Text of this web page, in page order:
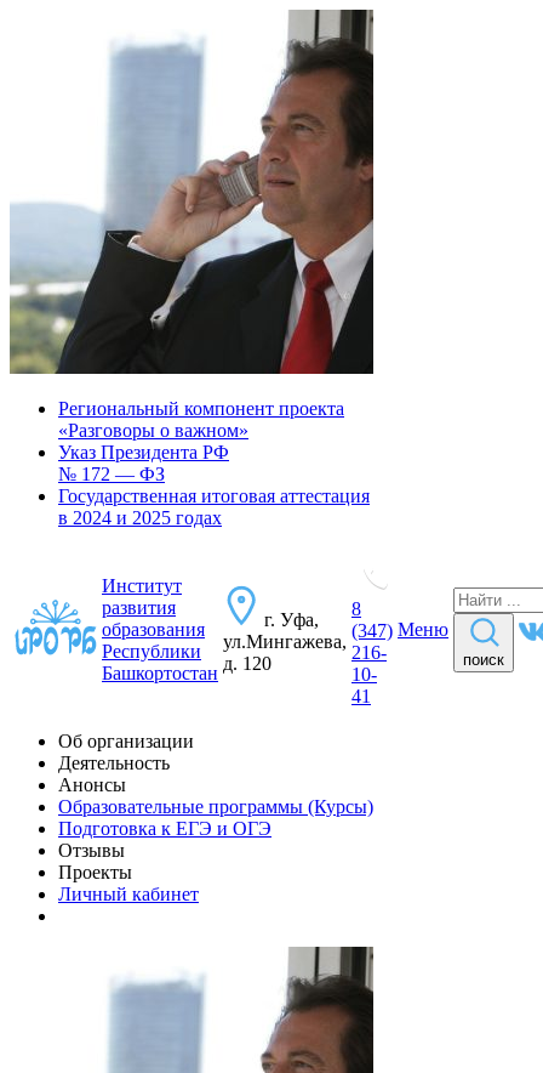
Региональный компонент проекта
«Разговоры о важном»
Указ Президента РФ
№ 172 — ФЗ
Государственная итоговая аттестация
в 2024 и 2025 годах
Институт
развития
образования
Республики
Башкортостан
г. Уфа,
ул.Мингажева,
д. 120
8
(347)
216-
10-
41
Меню
поиск
Об организации
Деятельность
Анонсы
Образовательные программы (Курсы)
Подготовка к ЕГЭ и ОГЭ
Отзывы
Проекты
Личный кабинет